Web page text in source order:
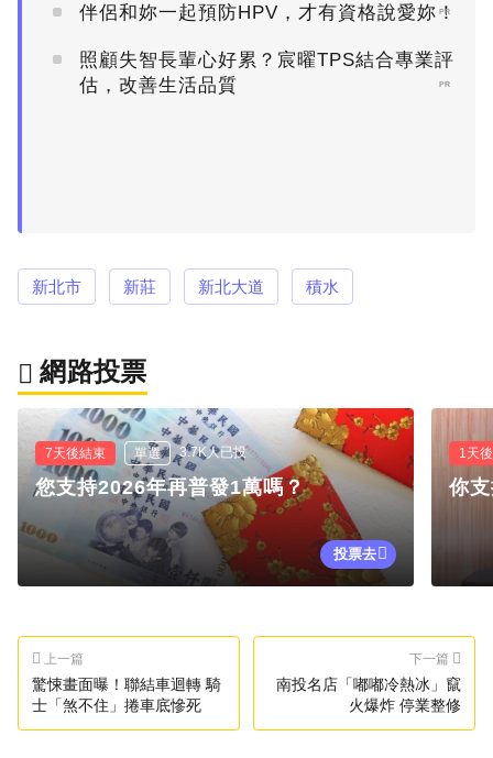
伴侶和妳一起預防HPV，才有資格說愛妳！
PR
照顧失智長輩心好累？宸曜TPS結合專業評
估，改善生活品質
PR
新北市 新莊 新北大道 積水
網路投票
7天後結束 單選 3.7K人已投
您支持2026年再普發1萬嗎？
投票去
1天
你
上一篇
驚悚畫面曝！聯結車迴轉 騎
士「煞不住」捲車底慘死
下一篇
南投名店「嘟嘟冷熱冰」竄
火爆炸 停業整修